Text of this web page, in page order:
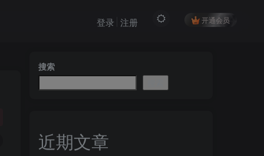
开通会员
登录 注册
搜索
近期文章